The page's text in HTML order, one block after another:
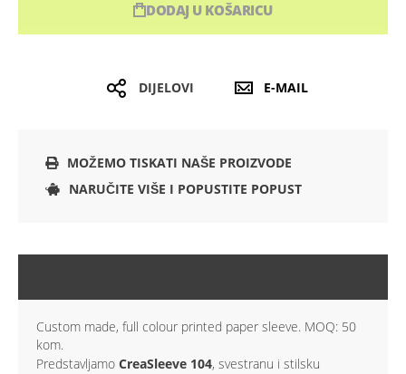
DODAJ U KOŠARICU
DIJELOVI E-MAIL
MOŽEMO TISKATI NAŠE PROIZVODE
NARUČITE VIŠE I POPUSTITE POPUST
Custom made, full colour printed paper sleeve. MOQ: 50
kom.
Predstavljamo CreaSleeve 104, svestranu i stilsku